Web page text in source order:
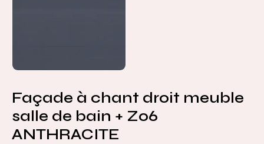
Façade à chant droit meuble
salle de bain + Z06
ANTHRACITE